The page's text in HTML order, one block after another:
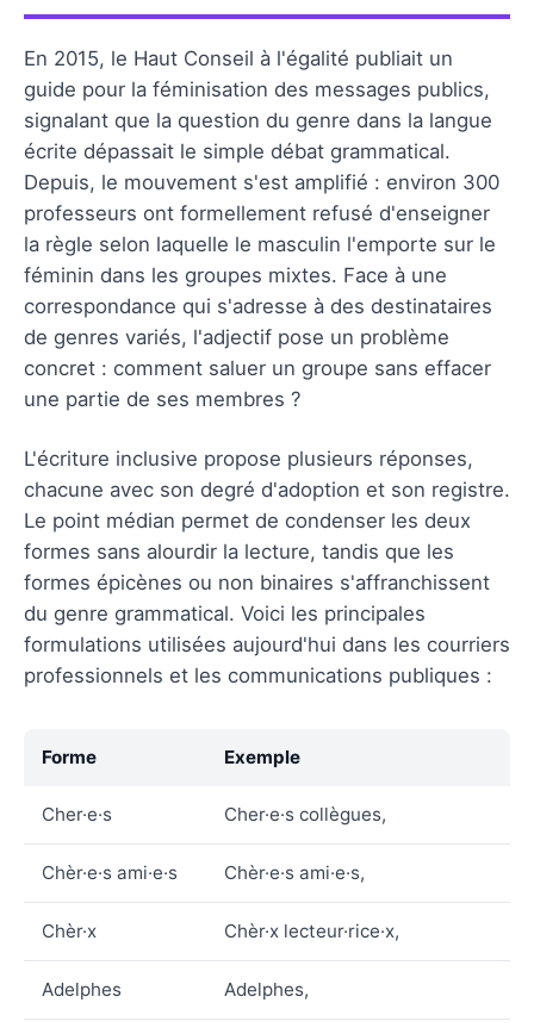
En 2015, le Haut Conseil à l'égalité publiait un
guide pour la féminisation des messages publics,
signalant que la question du genre dans la langue
écrite dépassait le simple débat grammatical.
Depuis, le mouvement s'est amplifié : environ 300
professeurs ont formellement refusé d'enseigner
la règle selon laquelle le masculin l'emporte sur le
féminin dans les groupes mixtes. Face à une
correspondance qui s'adresse à des destinataires
de genres variés, l'adjectif pose un problème
concret : comment saluer un groupe sans effacer
une partie de ses membres ?
L'écriture inclusive propose plusieurs réponses,
chacune avec son degré d'adoption et son registre.
Le point médian permet de condenser les deux
formes sans alourdir la lecture, tandis que les
formes épicènes ou non binaires s'affranchissent
du genre grammatical. Voici les principales
formulations utilisées aujourd'hui dans les courriers
professionnels et les communications publiques :
Forme Exemple
Cher·e·s Cher·e·s collègues,
Chèr·e·s ami·e·s Chèr·e·s ami·e·s,
Chèr·x Chèr·x lecteur·rice·x,
Adelphes Adelphes,